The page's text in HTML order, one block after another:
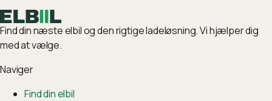
Find din næste elbil og den rigtige ladeløsning. Vi hjælper dig
med at vælge.
Naviger
Find din elbil